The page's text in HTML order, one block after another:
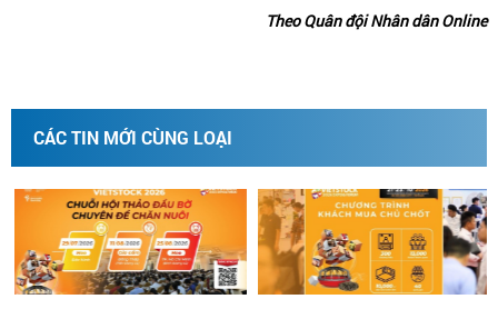
Theo Quân đội Nhân dân Online
CÁC TIN MỚI CÙNG LOẠI